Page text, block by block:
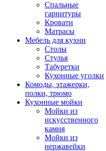
Спальные
гарнитуры
Кровати
Матрасы
Мебель для кухни
Столы
Стулья
Табуретки
Кухонные уголки
Комоды, этажерки,
полки, трюмо
Кухонные мойки
Мойки из
искусственного
камня
Мойки из
нержавейки